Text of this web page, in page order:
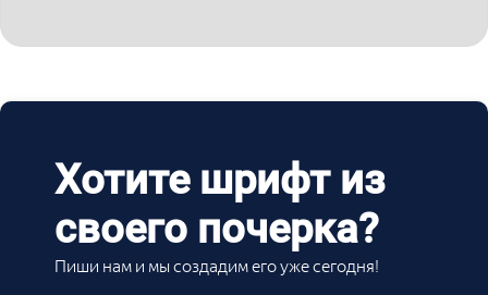
Хотите шрифт из
своего почерка?
Пиши нам и мы создадим его уже сегодня!